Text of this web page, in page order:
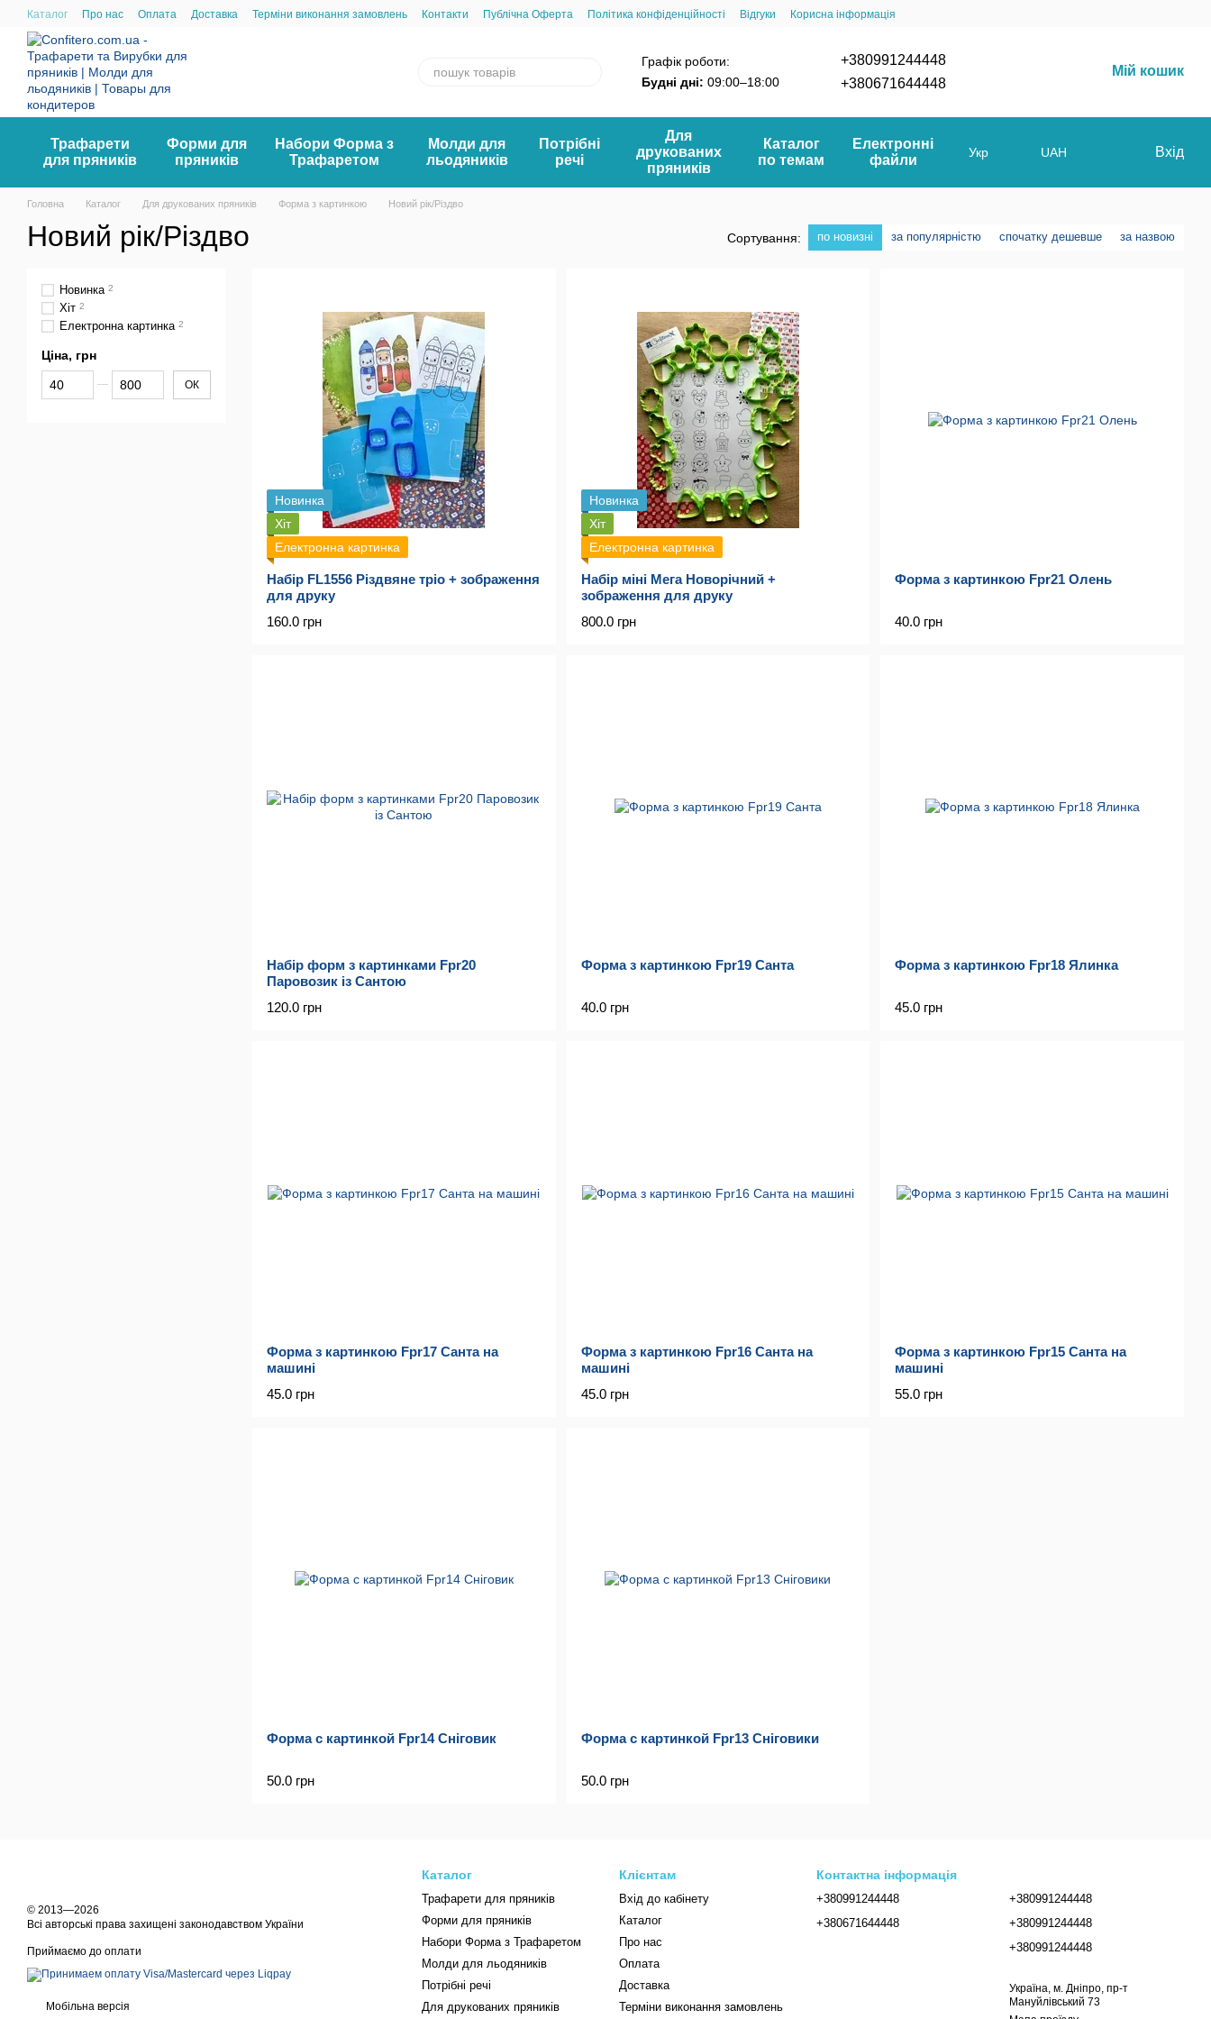
Перейти до основного контенту
Каталог Про нас Оплата Доставка Терміни виконання замовлень Контакти Публічна Оферта Політика конфіденційності Відгуки Корисна інформація
Графік роботи:
Будні дні: 09:00–18:00
+380991244448
+380671644448
Мій кошик
Трафарети
для пряників
Форми для
пряників
Набори Форма з
Трафаретом
Молди для
льодяників
Потрібні
речі
Для
друкованих
пряників
Каталог
по темам
Електронні
файли
Укр UAH Вхід
Головна Каталог Для друкованих пряників Форма з картинкою Новий рік/Різдво
Новий рік/Різдво Сортування: по новизні за популярністю спочатку дешевше за назвою
Новинка
Хіт
Електронна картинка
Набір FL1556 Різдвяне тріо + зображення
для друку
160.0 грн
Новинка
Хіт
Електронна картинка
Набір міні Мега Новорічний +
зображення для друку
800.0 грн
Форма з картинкою Fpr21 Олень
40.0 грн
Набір форм з картинками Fpr20
Паровозик із Сантою
120.0 грн
Форма з картинкою Fpr19 Санта
40.0 грн
Форма з картинкою Fpr18 Ялинка
45.0 грн
Форма з картинкою Fpr17 Санта на
машині
45.0 грн
Форма з картинкою Fpr16 Санта на
машині
45.0 грн
Форма з картинкою Fpr15 Санта на
машині
55.0 грн
Форма с картинкой Fpr14 Сніговик
50.0 грн
Форма с картинкой Fpr13 Сніговики
50.0 грн
Новинка 2
Хіт 2
Електронна картинка 2
Ціна, грн
Від Ціна, грн
До Ціна, грн ОК
© 2013—2026
Всі авторські права захищені законодавством України
Приймаємо до оплати
Мобільна версія
Каталог
Трафарети для пряників
Форми для пряників
Набори Форма з Трафаретом
Молди для льодяників
Потрібні речі
Для друкованих пряників
Клієнтам
Вхід до кабінету
Каталог
Про нас
Оплата
Доставка
Терміни виконання замовлень
Контактна інформація
+380991244448
+380671644448
+380991244448
+380991244448
+380991244448
Україна, м. Дніпро, пр-т
Мануйлівський 73